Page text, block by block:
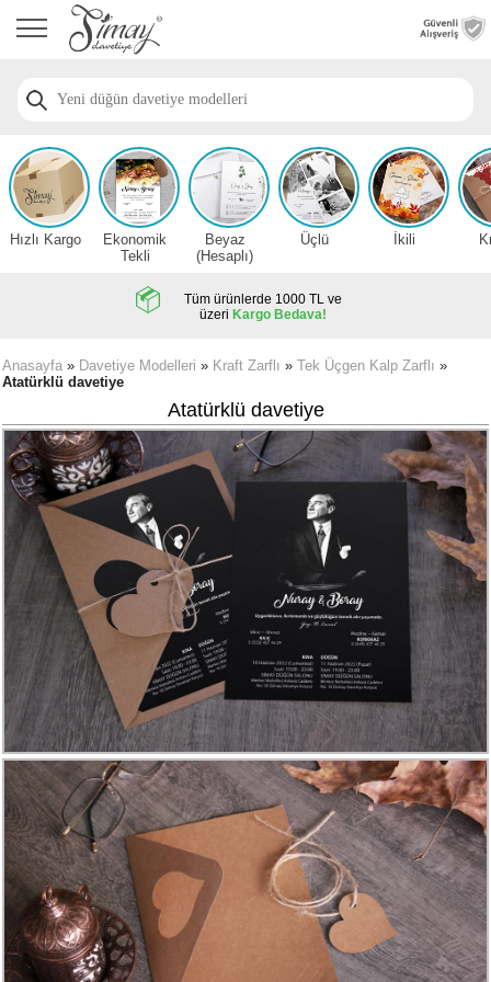
Anasayfa
Davetiye
Nişan
Davetiye
Modelleri
Düğün
Davetiye
Zarfsız,
Hesaplı
Davetiye
Modelleri
Karikatürlü
Davetiye
Modelleri
Düğün
Davetiye
Modelleri
Atatürk'lü
Davetiyeler
Papatyalı
Davetiye
Modelleri
Dini
Düğün
Davetiyeler
yeni
Hızlı Kargo
Ekonomik
Tekli
Beyaz
(Hesaplı)
Üçlü İkili
Tüm ürünlerde 1000 TL ve
üzeri Kargo Bedava!
Anasayfa » Davetiye Modelleri » Kraft Zarflı » Tek Üçgen Kalp Zarflı »
Atatürklü davetiye
Atatürklü davetiye